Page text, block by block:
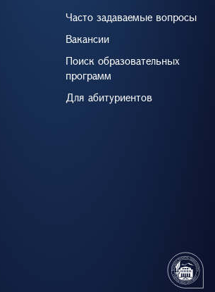
Часто задаваемые вопросы
Вакансии
Поиск образовательных
программ
Для абитуриентов